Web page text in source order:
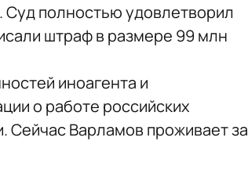
Суд полностью удовлетворил
штраф в размере 99 млн
иноагента и
о работе российских
Сейчас Варламов проживает за